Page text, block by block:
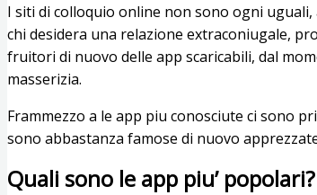
I siti di colloquio online non sono ogni
chi desidera una relazione extraconiugale,
fruitori di nuovo delle app scaricabili, dal
masserizia.
Frammezzo a le app piu conosciute ci sono
sono abbastanza famose di nuovo
Quali sono le app piu’ popolari?